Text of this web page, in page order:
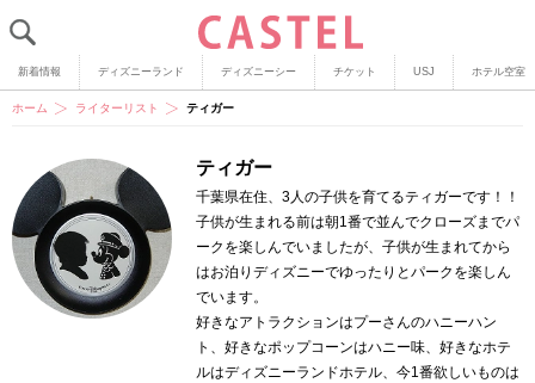
新着情報 ディズニーランド ディズニーシー チケット USJ ホテル空室
ホーム ライターリスト ティガー
ティガー
千葉県在住、3人の子供を育てるティガーです！！
子供が生まれる前は朝1番で並んでクローズまでパ
ークを楽しんでいましたが、子供が生まれてから
はお泊りディズニーでゆったりとパークを楽しん
でいます。
好きなアトラクションはプーさんのハニーハン
ト、好きなポップコーンはハニー味、好きなホテ
ルはディズニーランドホテル、今1番欲しいものは